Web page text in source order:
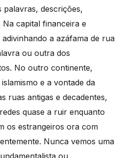
palavras, descrições,
capital financeira e
a azáfama de rua
ou outra dos
No outro continente,
e a vontade da
ruas antigas e decadentes,
quase a ruir enquanto
os estrangeiros ora com
Nunca vemos uma
ou